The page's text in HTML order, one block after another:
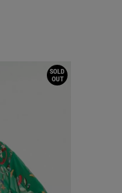
SOLD
OUT